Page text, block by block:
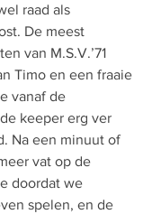
raad als
De meest
van M.S.V.’71
Timo en een fraaie
vanaf de
keeper erg ver
Na een minuut of
vat op de
doordat we
spelen, en de